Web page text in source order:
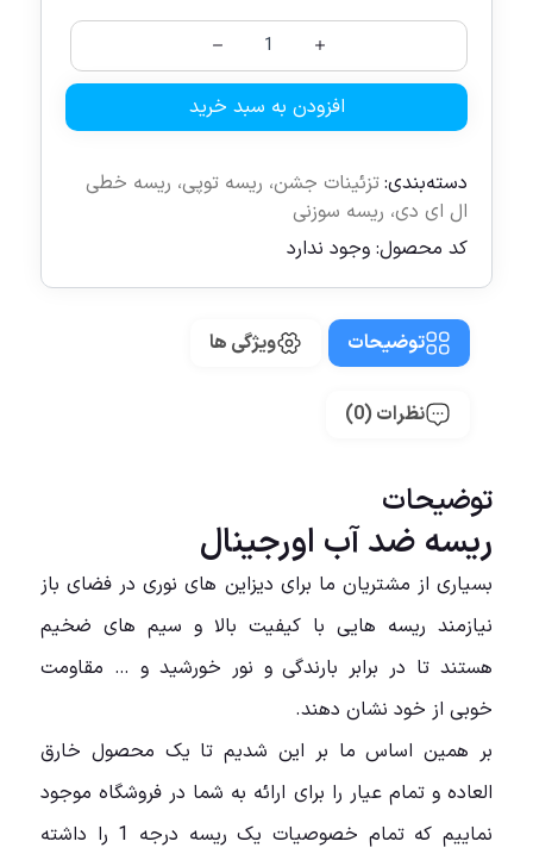
افزودن به سبد خرید
دسته‌بندی:تزئینات جشن، ریسه توپی، ریسه خطی
ال ای دی، ریسه سوزنی
کد محصول: وجود ندارد
توضیحات ویژگی ها
نظرات (0)
توضیحات
ریسه ضد آب اورجینال
بسیاری از مشتریان ما برای دیزاین های نوری در فضای باز
نیازمند ریسه هایی با کیفیت بالا و سیم های ضخیم
هستند تا در برابر بارندگی و نور خورشید و … مقاومت
خوبی از خود نشان دهند.
بر همین اساس ما بر این شدیم تا یک محصول خارق
العاده و تمام عیار را برای ارائه به شما در فروشگاه موجود
نماییم که تمام خصوصیات یک ریسه درجه 1 را داشته